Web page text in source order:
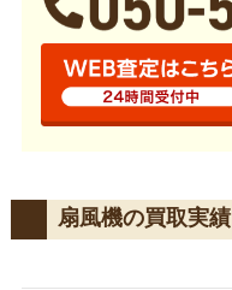
扇風機の買取実績